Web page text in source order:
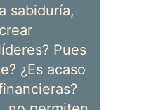
sabiduría,
Pues
¿Es acaso